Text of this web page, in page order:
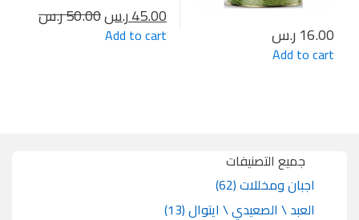
16.00ر.س
Add to cart
45.00ر.س50.00ر.س
Add to cart
جميع التصنيفات
اجبان ومخللات(62)
العبد \ الصعيدي \ ايتوال(13)